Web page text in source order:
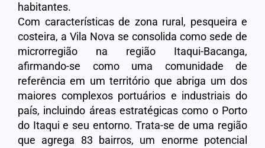
habitantes.
Com características de zona rural, pesqueira e
costeira, a Vila Nova se consolida como sede de
microrregião na região Itaqui-Bacanga,
afirmando-se como uma comunidade de
referência em um território que abriga um dos
maiores complexos portuários e industriais do
país, incluindo áreas estratégicas como o Porto
do Itaqui e seu entorno. Trata-se de uma região
que agrega 83 bairros, um enorme potencial